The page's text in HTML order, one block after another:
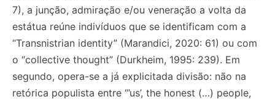
7), a junção, admiração e/ou veneração a volta da
estátua reúne indivíduos que se identificam com a
“Transnistrian identity” (Marandici, 2020: 61) ou com
o “collective thought” (Durkheim, 1995: 239). Em
segundo, opera-se a já explicitada divisão: não na
retórica populista entre “’us’, the honest (…) people,